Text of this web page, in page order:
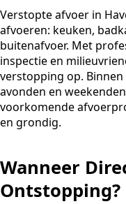
Verstopte afvoer in
afvoeren: keuken,
buitenafvoer. Met
inspectie en
verstopping op.
avonden en
voorkomende
en grondig.
Wanneer
Ontstopping?